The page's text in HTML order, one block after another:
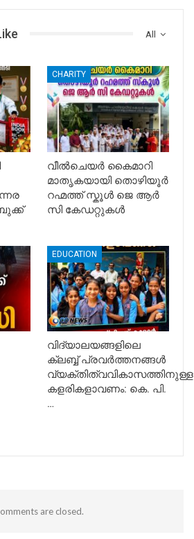
All
CHARITY
വീൽചെയർ കൈമാറി
മാതൃകയായി തൊഴിയൂർ
റഹ്മത്ത് സ്കൂൾ ജെ ആർ
സി കേഡറ്റുകൾ
EDUCATION
വിദ്യാലയങ്ങളിലെ
ക്ലബ്ബ് പ്രവർത്തനങ്ങൾ
വ്യക്തിത്വവികാസത്തിനുള്ള
കളരികളാവണം: കെ. പി.
…
are closed.